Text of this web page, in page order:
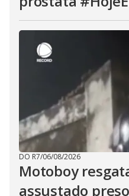
DO R7/06/08/2026
Motoboy
assustado